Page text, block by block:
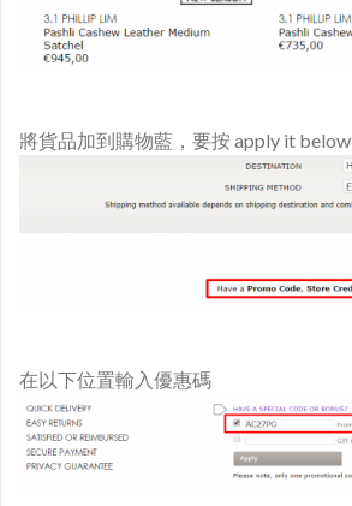
將貨品加到購物藍，要按 apply it below
在以下位置輸入優惠碼